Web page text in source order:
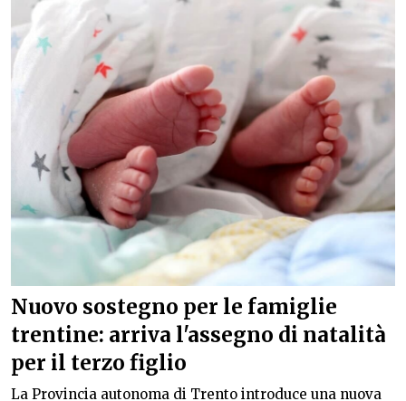
Nuovo sostegno per le famiglie
trentine: arriva l'assegno di natalità
per il terzo figlio
La Provincia autonoma di Trento introduce una nuova